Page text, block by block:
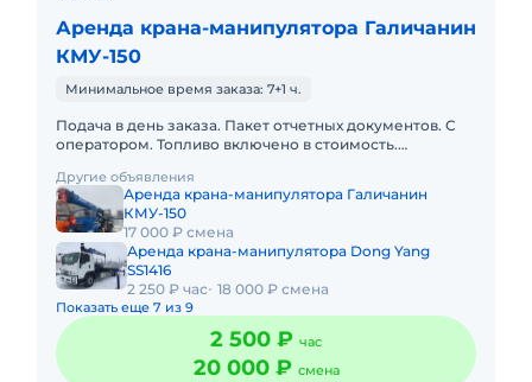
Аренда крана-манипулятора Галичанин
КМУ-150
Минимальное время заказа: 7+1 ч.
Подача в день заказа. Пакет отчетных документов. С
оператором. Топливо включено в стоимость.
свободна. Техника
Другие объявления
Аренда крана-манипулятора Галичанин
КМУ-150
17 000 ₽ смена
Аренда крана-манипулятора Dong Yang
SS1416
2 250 ₽ час 18 000 ₽ смена
Показать еще 7 из 9
2 500 ₽ час
20 000 ₽ смена